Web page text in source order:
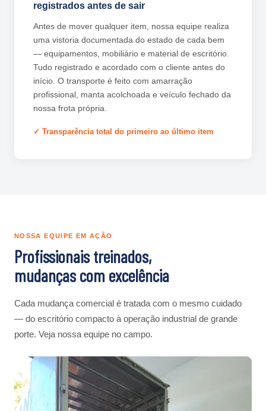
registrados antes de sair
Antes de mover qualquer item, nossa equipe realiza
uma vistoria documentada do estado de cada bem
— equipamentos, mobiliário e material de escritório.
Tudo registrado e acordado com o cliente antes do
início. O transporte é feito com amarração
profissional, manta acolchoada e veículo fechado da
nossa frota própria.
Transparência total do primeiro ao último item
NOSSA EQUIPE EM AÇÃO
Profissionais treinados,
mudanças com excelência
Cada mudança comercial é tratada com o mesmo cuidado
— do escritório compacto à operação industrial de grande
porte. Veja nossa equipe no campo.